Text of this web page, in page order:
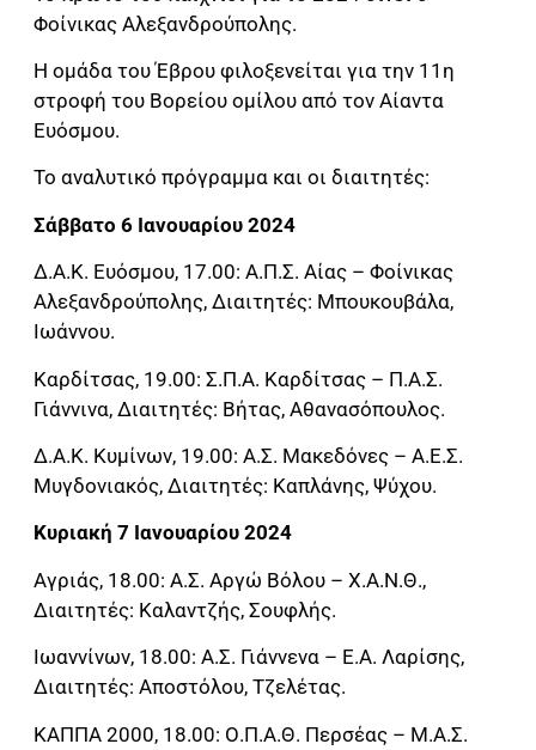
Φοίνικας Αλεξανδρούπολης.
Η ομάδα του Έβρου φιλοξενείται για την 11η
στροφή του Βορείου ομίλου από τον Αίαντα
Ευόσμου.
Το αναλυτικό πρόγραμμα και οι διαιτητές:
Σάββατο 6 Ιανουαρίου 2024
Δ.Α.Κ. Ευόσμου, 17.00: Α.Π.Σ. Αίας – Φοίνικας
Αλεξανδρούπολης, Διαιτητές: Μπουκουβάλα,
Ιωάννου.
Καρδίτσας, 19.00: Σ.Π.Α. Καρδίτσας – Π.Α.Σ.
Γιάννινα, Διαιτητές: Βήτας, Αθανασόπουλος.
Δ.Α.Κ. Κυμίνων, 19.00: Α.Σ. Μακεδόνες – Α.Ε.Σ.
Μυγδονιακός, Διαιτητές: Καπλάνης, Ψύχου.
Κυριακή 7 Ιανουαρίου 2024
Αγριάς, 18.00: Α.Σ. Αργώ Βόλου – Χ.Α.Ν.Θ.,
Διαιτητές: Καλαντζής, Σουφλής.
Ιωαννίνων, 18.00: Α.Σ. Γιάννενα – Ε.Α. Λαρίσης,
Διαιτητές: Αποστόλου, Τζελέτας.
ΚΑΠΠΑ 2000, 18.00: Ο.Π.Α.Θ. Περσέας – Μ.Α.Σ.